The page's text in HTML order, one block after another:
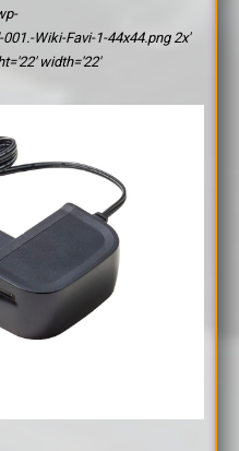
Wiki-Favi-1-44x44.png 2x'
width='22'